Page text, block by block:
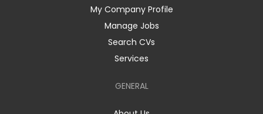
My Company Profile
Manage Jobs
Search CVs
Services
GENERAL